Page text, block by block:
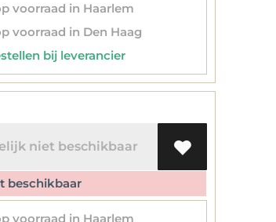
voorraad in Haarlem
voorraad in Den Haag
bij leverancier
niet beschikbaar
beschikbaar
voorraad in Haarlem